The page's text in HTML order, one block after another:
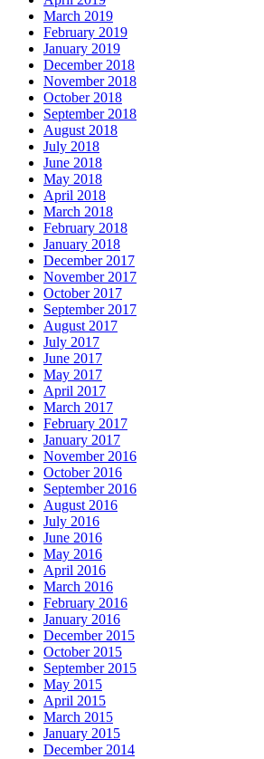
March 2019
February 2019
January 2019
December 2018
November 2018
October 2018
September 2018
August 2018
July 2018
June 2018
May 2018
April 2018
March 2018
February 2018
January 2018
December 2017
November 2017
October 2017
September 2017
August 2017
July 2017
June 2017
May 2017
April 2017
March 2017
February 2017
January 2017
November 2016
October 2016
September 2016
August 2016
July 2016
June 2016
May 2016
April 2016
March 2016
February 2016
January 2016
December 2015
October 2015
September 2015
May 2015
April 2015
March 2015
January 2015
December 2014